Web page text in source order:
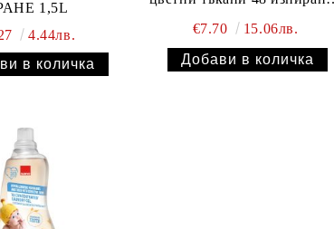
1,5L
4.44лв.
2.880 л
€7.70 15.06лв.